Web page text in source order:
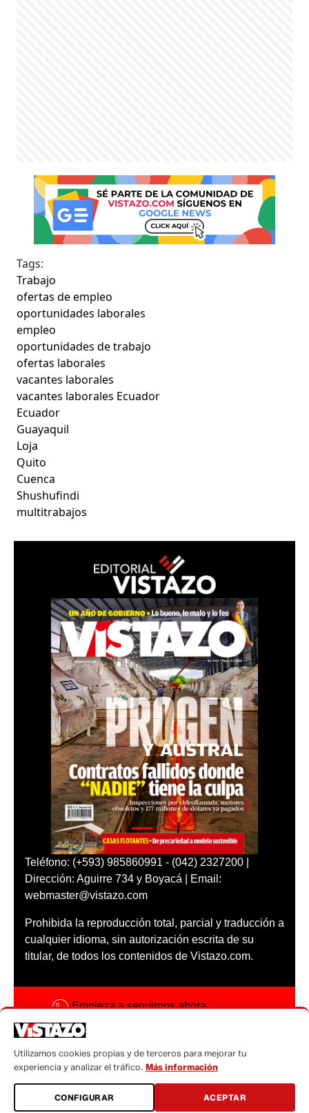
Tags:
Trabajo
ofertas de empleo
oportunidades laborales
empleo
oportunidades de trabajo
ofertas laborales
vacantes laborales
vacantes laborales Ecuador
Ecuador
Guayaquil
Loja
Quito
Cuenca
Shushufindi
multitrabajos
Teléfono: (+593) 985860991 - (042) 2327200 |
Dirección: Aguirre 734 y Boyacá | Email:
webmaster@vistazo.com
Prohibida la reproducción total, parcial y traducción a
cualquier idioma, sin autorización escrita de su
titular, de todos los contenidos de Vistazo.com.
Empieza a seguirnos ahora
Código ética
Sugerencias a:
sugerencias@vistazo.com
Utilizamos cookies propias y de terceros para mejorar tu
experiencia y analizar el tráfico. Más información
CONFIGURAR ACEPTAR